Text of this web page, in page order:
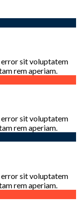
error sit voluptatem
rem aperiam.
error sit voluptatem
rem aperiam.
error sit voluptatem
rem aperiam.